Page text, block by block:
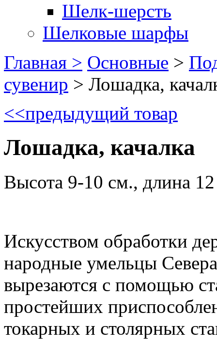
Шелк-шерсть
Шелковые шарфы
Главная > Основные >
сувенир > Лошадка,
<<предыдущий товар
Лошадка, качалка
Высота 9-10 см., длина
Искусством обработки
народные умельцы
вырезаются с помощью
простейших
токарных и столярных